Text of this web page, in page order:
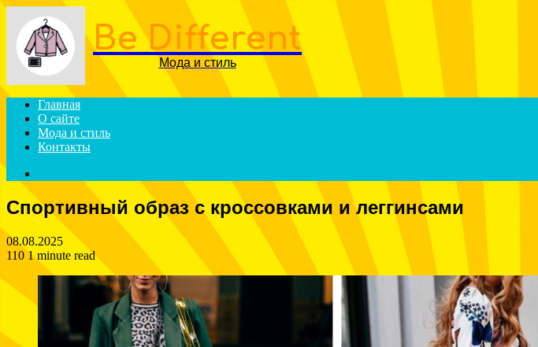
Be Different
Мода и стиль
Главная
О сайте
Мода и стиль
Контакты
Спортивный образ с кроссовками и леггинсами
08.08.2025
110 1 minute read